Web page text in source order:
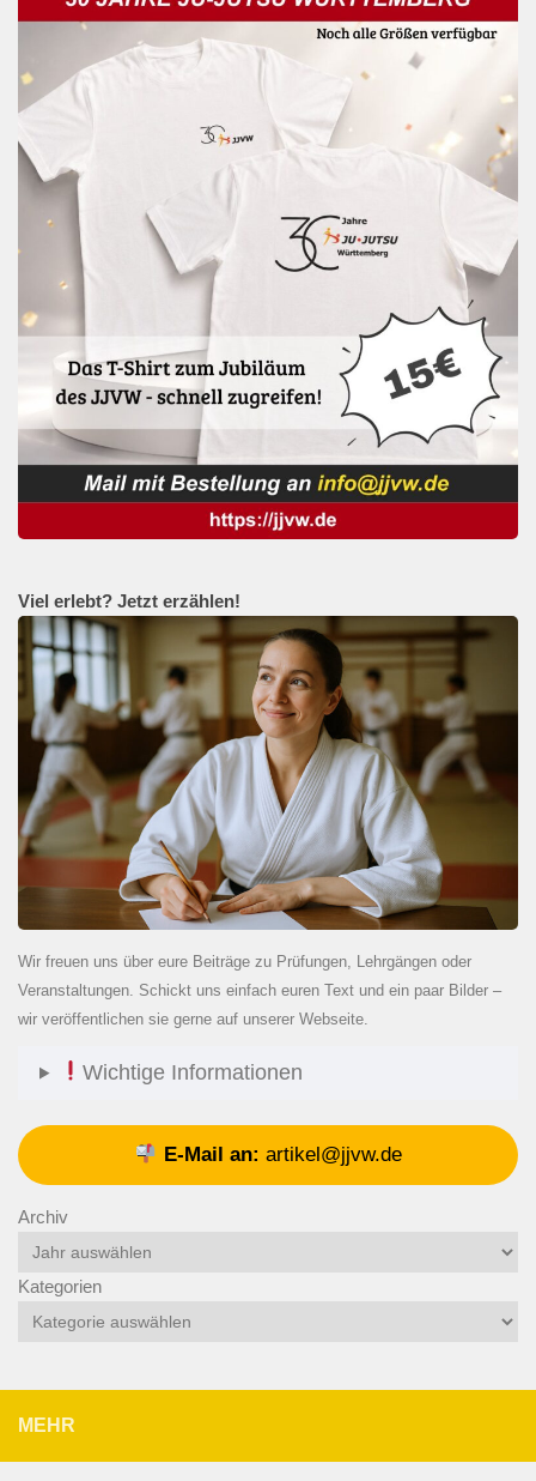
Viel erlebt? Jetzt erzählen!
Wir freuen uns über eure Beiträge zu Prüfungen, Lehrgängen oder
Veranstaltungen. Schickt uns einfach euren Text und ein paar Bilder –
wir veröffentlichen sie gerne auf unserer Webseite.
Wichtige Informationen
E-Mail an: artikel@jjvw.de
Archiv
Kategorien
MEHR